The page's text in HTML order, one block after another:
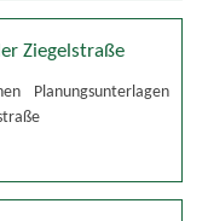
Ziegelstraße
Planungsunterlagen